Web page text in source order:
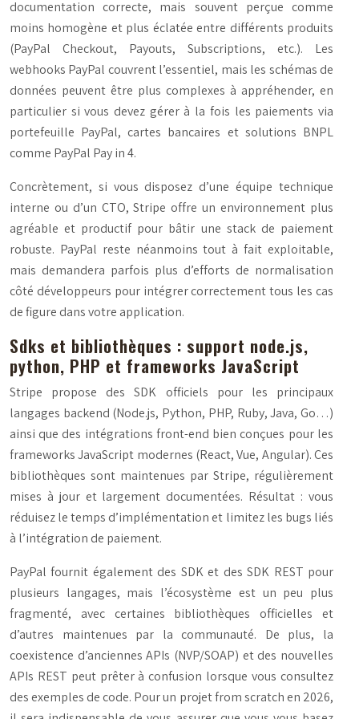
documentation correcte, mais souvent perçue comme
moins homogène et plus éclatée entre différents produits
(PayPal Checkout, Payouts, Subscriptions, etc.). Les
webhooks PayPal couvrent l’essentiel, mais les schémas de
données peuvent être plus complexes à appréhender, en
particulier si vous devez gérer à la fois les paiements via
portefeuille PayPal, cartes bancaires et solutions BNPL
comme PayPal Pay in 4.
Concrètement, si vous disposez d’une équipe technique
interne ou d’un CTO, Stripe offre un environnement plus
agréable et productif pour bâtir une stack de paiement
robuste. PayPal reste néanmoins tout à fait exploitable,
mais demandera parfois plus d’efforts de normalisation
côté développeurs pour intégrer correctement tous les cas
de figure dans votre application.
Sdks et bibliothèques : support node.js,
python, PHP et frameworks JavaScript
Stripe propose des SDK officiels pour les principaux
langages backend (Node.js, Python, PHP, Ruby, Java, Go…)
ainsi que des intégrations front-end bien conçues pour les
frameworks JavaScript modernes (React, Vue, Angular). Ces
bibliothèques sont maintenues par Stripe, régulièrement
mises à jour et largement documentées. Résultat : vous
réduisez le temps d’implémentation et limitez les bugs liés
à l’intégration de paiement.
PayPal fournit également des SDK et des SDK REST pour
plusieurs langages, mais l’écosystème est un peu plus
fragmenté, avec certaines bibliothèques officielles et
d’autres maintenues par la communauté. De plus, la
coexistence d’anciennes APIs (NVP/SOAP) et des nouvelles
APIs REST peut prêter à confusion lorsque vous consultez
des exemples de code. Pour un projet from scratch en 2026,